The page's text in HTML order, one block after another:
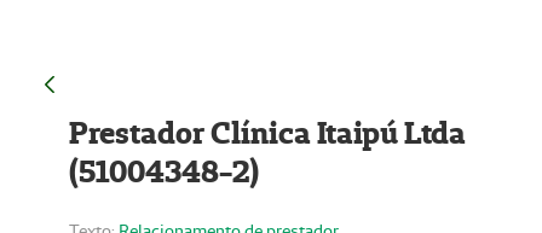
Prestador Clínica Itaipú Ltda
(51004348-2)